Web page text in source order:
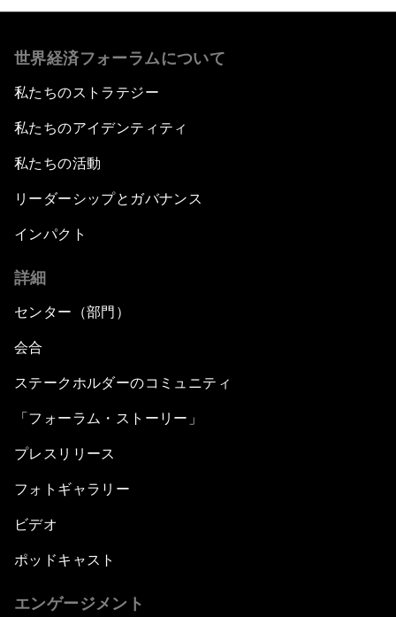
世界経済フォーラムについて
私たちのストラテジー
私たちのアイデンティティ
私たちの活動
リーダーシップとガバナンス
インパクト
詳細
センター（部門）
会合
ステークホルダーのコミュニティ
「フォーラム・ストーリー」
プレスリリース
フォトギャラリー
ビデオ
ポッドキャスト
エンゲージメント